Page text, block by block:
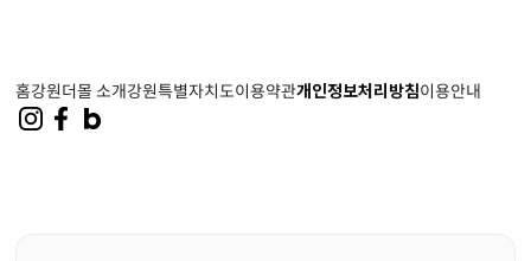
홈강원더몰 소개강원특별자치도이용약관개인정보처리방침이용안내